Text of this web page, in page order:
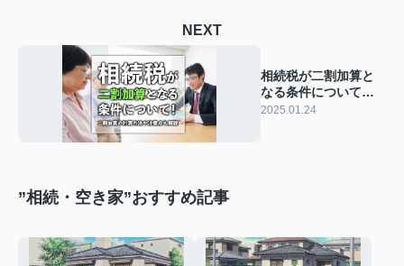
NEXT
相続税が二割加算と
なる条件について！
二割加算の計算方法
2025.01.24
”相続・空き家”おすすめ記事